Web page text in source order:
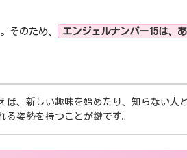
そのため、 エンジェルナンバー15は、
ば、新しい趣味を始めたり、知らない人
姿勢を持つことが鍵です。